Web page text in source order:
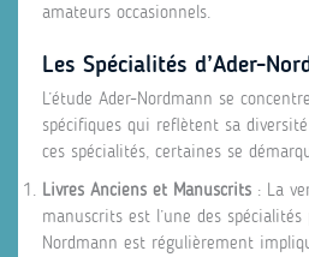
amateurs occasionnels.
Les Spécialités d’Ader-
L’étude Ader-Nordmann se
spécifiques qui reflètent sa
ces spécialités, certaines se
Livres Anciens et Manuscrits : La
manuscrits est l’une des spécialités
Nordmann est régulièrement